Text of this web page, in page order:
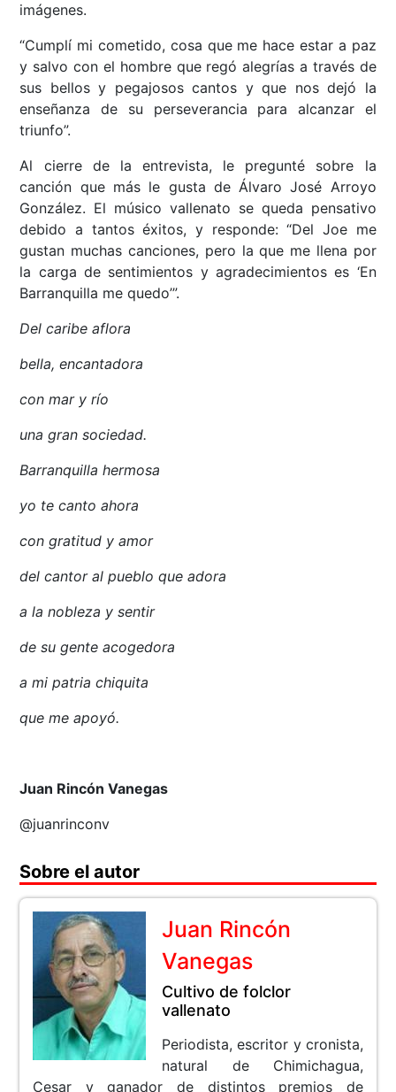
imágenes.
“Cumplí mi cometido, cosa que me hace estar a paz
y salvo con el hombre que regó alegrías a través de
sus bellos y pegajosos cantos y que nos dejó la
enseñanza de su perseverancia para alcanzar el
triunfo”.
Al cierre de la entrevista, le pregunté sobre la
canción que más le gusta de Álvaro José Arroyo
González. El músico vallenato se queda pensativo
debido a tantos éxitos, y responde: “Del Joe me
gustan muchas canciones, pero la que me llena por
la carga de sentimientos y agradecimientos es ‘En
Barranquilla me quedo’”.
Del caribe aflora
bella, encantadora
con mar y río
una gran sociedad.
Barranquilla hermosa
yo te canto ahora
con gratitud y amor
del cantor al pueblo que adora
a la nobleza y sentir
de su gente acogedora
a mi patria chiquita
que me apoyó.
Juan Rincón Vanegas
@juanrinconv
Sobre el autor
Juan Rincón
Vanegas
Cultivo de folclor
vallenato
Periodista, escritor y cronista,
natural de Chimichagua,
Cesar y ganador de distintos premios de